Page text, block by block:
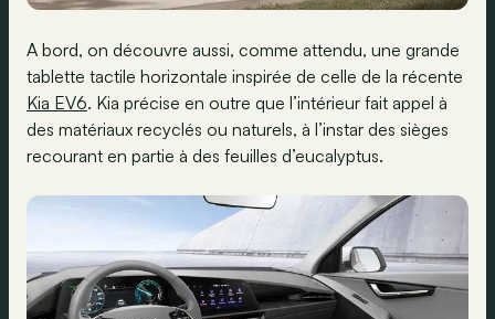
A bord, on découvre aussi, comme attendu, une grande
tablette tactile horizontale inspirée de celle de la récente
Kia EV6. Kia précise en outre que l’intérieur fait appel à
des matériaux recyclés ou naturels, à l’instar des sièges
recourant en partie à des feuilles d’eucalyptus.